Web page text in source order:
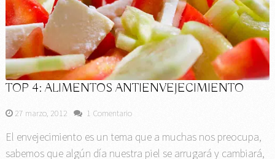
TOP 4: ALIMENTOS ANTIENVEJECIMIENTO
27 marzo, 2012 1 Comentario
El envejecimiento es un tema que a muchas nos preocupa,
sabemos que algún día nuestra piel se arrugará y cambiará,